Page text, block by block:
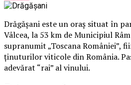
Drăgășani este un oraș situat în
Vâlcea, la 53 km de Municipiul
supranumit „Toscana României”,
ținuturilor viticole din România.
adevărat “rai” al vinului.